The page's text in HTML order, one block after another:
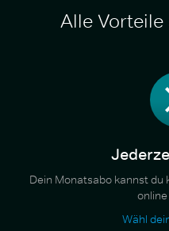
Alle
Dein Monatsabo kannst du
Wähl